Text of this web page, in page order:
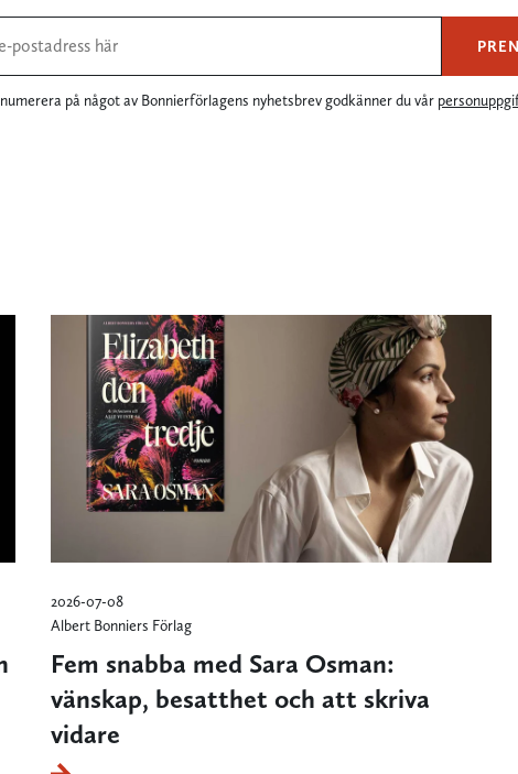
på något av Bonnierförlagens nyhetsbrev godkänner du vår
2026-07-08
Albert Bonniers Förlag
Fem snabba med Sara Osman:
vänskap, besatthet och att skriva
vidare